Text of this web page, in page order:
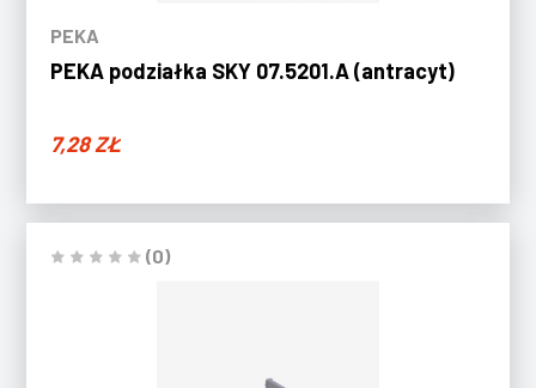
PEKA
PEKA podziałka SKY 07.5201.A (antracyt)
7,28ZŁ
(0)